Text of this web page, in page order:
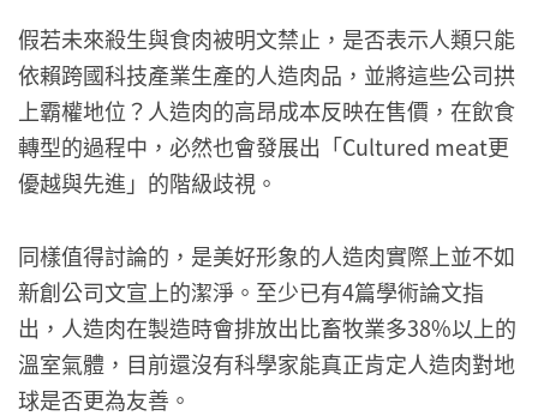
假若未來殺生與食肉被明文禁止，是否表示人類只能
依賴跨國科技產業生產的人造肉品，並將這些公司拱
上霸權地位？人造肉的高昂成本反映在售價，在飲食
轉型的過程中，必然也會發展出「Cultured meat更
優越與先進」的階級歧視。
同樣值得討論的，是美好形象的人造肉實際上並不如
新創公司文宣上的潔淨。至少已有4篇學術論文指
出，人造肉在製造時會排放出比畜牧業多38%以上的
溫室氣體，目前還沒有科學家能真正肯定人造肉對地
球是否更為友善。